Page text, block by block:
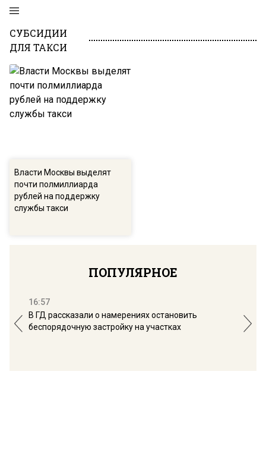
СУБСИДИИ
ДЛЯ ТАКСИ
Власти Москвы выделят
почти полмиллиарда
рублей на поддержку
службы такси
ПОПУЛЯРНОЕ
16:57
В ГД рассказали о намерениях остановить
беспорядочную застройку на участках